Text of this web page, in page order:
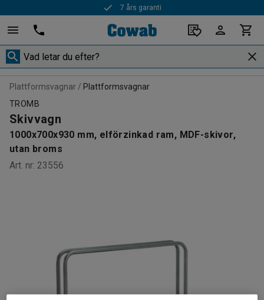
7 års garanti
Snabba leveranser
Plattformsvagnar
Plattformsvagnar
TROMB
Skivvagn
1000x700x930 mm, elförzinkad ram, MDF-skivor,
utan broms
Art. nr: 23556